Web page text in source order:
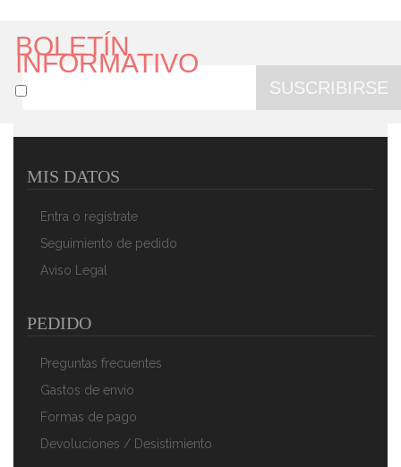
BOLETÍN
INFORMATIVO
SUSCRIBIRSE
MIS DATOS
Entra o regístrate
Seguimiento de pedido
Aviso Legal
PEDIDO
Preguntas frecuentes
Gastos de envío
Formas de pago
Devoluciones / Desistimiento